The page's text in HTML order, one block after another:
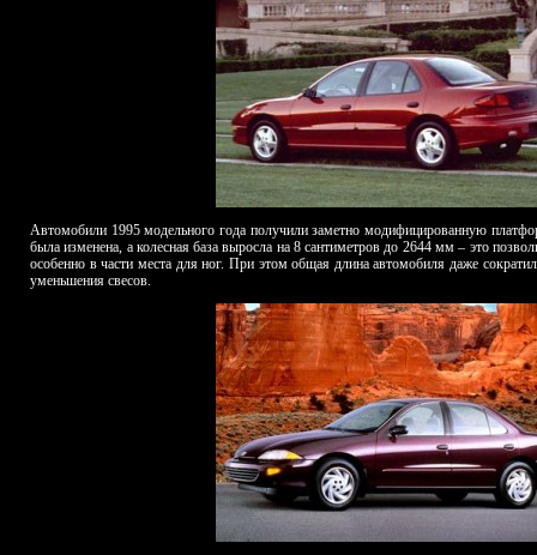
Автомобили 1995 модельного года получили заметно модифицированную
была изменена, а колесная база выросла на 8 сантиметров до 2644 мм – это
особенно в части места для ног. При этом общая длина автомобиля даже
уменьшения свесов.